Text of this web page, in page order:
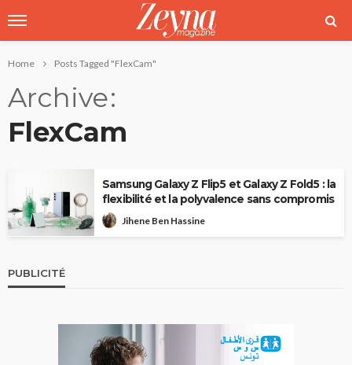
Home Posts Tagged "FlexCam"
Archive
FlexCam
Samsung Galaxy Z Flip5 et Galaxy Z Fold5 : la
flexibilité et la polyvalence sans compromis
Jihene Ben Hassine
PUBLICITÉ